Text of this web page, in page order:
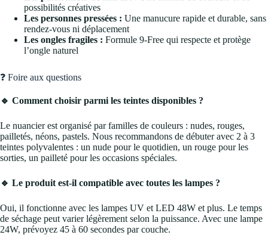
possibilités créatives
Les personnes pressées : Une manucure rapide et durable, sans
rendez-vous ni déplacement
Les ongles fragiles : Formule 9-Free qui respecte et protège
l’ongle naturel
❓ Foire aux questions
🔹 Comment choisir parmi les teintes disponibles ?
Le nuancier est organisé par familles de couleurs : nudes, rouges,
pailletés, néons, pastels. Nous recommandons de débuter avec 2 à 3
teintes polyvalentes : un nude pour le quotidien, un rouge pour les
sorties, un pailleté pour les occasions spéciales.
🔹 Le produit est-il compatible avec toutes les lampes ?
Oui, il fonctionne avec les lampes UV et LED 48W et plus. Le temps
de séchage peut varier légèrement selon la puissance. Avec une lampe
24W, prévoyez 45 à 60 secondes par couche.